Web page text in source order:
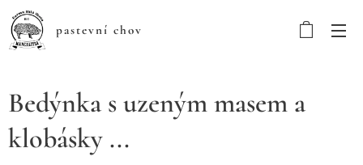
pastevní chov
Bedýnka s uzeným masem a
klobásky ...